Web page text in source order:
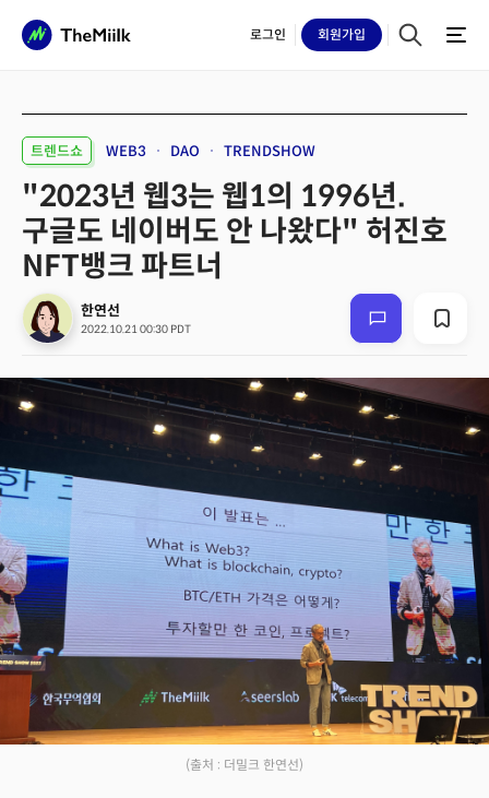
로그인 회원가입
트렌드쇼 WEB3 DAO TRENDSHOW
"2023년 웹3는 웹1의 1996년.
구글도 네이버도 안 나왔다" 허진호
NFT뱅크 파트너
한연선
2022.10.21 00:30 PDT
(출처 : 더밀크 한연선)